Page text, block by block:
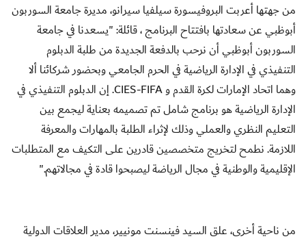
من جهتها أعربت البروفيسورة سيلفيا سيرانو، مديرة جامعة السوربون
أبوظبي عن سعادتها بافتتاح البرنامج ، قائلة: "يسعدنا في جامعة
السوربون أبوظبي أن نرحب بالدفعة الجديدة من طلبة الدبلوم
التنفيذي في الإدارة الرياضية في الحرم الجامعي وبحضور شركائنا ألا
وهما اتحاد الإمارات لكرة القدم وCIES-FIFA. إن الدبلوم التنفيذي في
الإدارة الرياضية هو برنامج شامل تم تصميمه بعناية ليجمع بين
التعليم النظري والعملي وذلك لإثراء الطلبة بالمهارات والمعرفة
اللازمة. نطمح لتخريج متخصصين قادرين على التكيف مع المتطلبات
الإقليمية والوطنية في مجال الرياضة ليصبحوا قادة في مجالاتهم."
من ناحية أخرى، علق السيد فينسنت مونيير، مدير العلاقات الدولية